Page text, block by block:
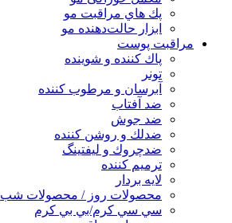
پك هاي مراقبت مو
ابزار حالت‌دهنده مو
مراقبت پوست
پاك كننده و شوينده
تونر
آبرسان و مرطوب كننده
ضد آفتاب
ضد جوش
ضدلك و روشن كننده
ضدچروك و ليفتينگ
ترميم كننده
لايه بردار
محصولات روز / محصولات شب
سي سي كرم/بي بي كرم